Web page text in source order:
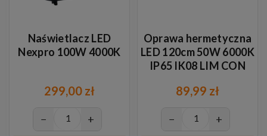
Naświetlacz LED
Nexpro 100W 4000K
299,00 zł
− +
Oprawa hermetyczna
LED 120cm 50W 6000K
IP65 IK08 LIM CON
89,99 zł
− +